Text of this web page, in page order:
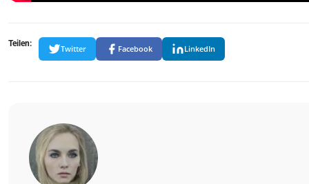
Teilen:
Twitter Facebook LinkedIn